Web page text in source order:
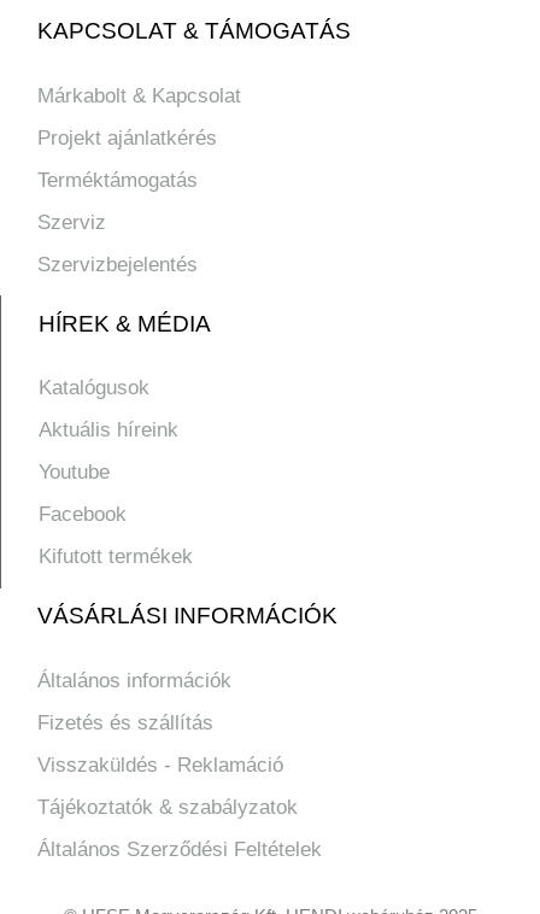
KAPCSOLAT & TÁMOGATÁS
Márkabolt & Kapcsolat
Projekt ajánlatkérés
Terméktámogatás
Szerviz
Szervizbejelentés
HÍREK & MÉDIA
Katalógusok
Aktuális híreink
Youtube
Facebook
Kifutott termékek
VÁSÁRLÁSI INFORMÁCIÓK
Általános információk
Fizetés és szállítás
Visszaküldés - Reklamáció
Tájékoztatók & szabályzatok
Általános Szerződési Feltételek